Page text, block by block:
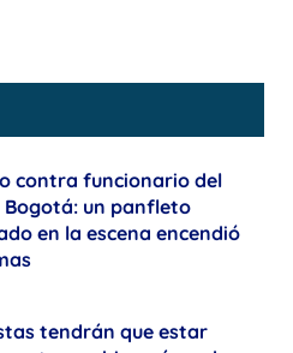
contra funcionario del
Bogotá: un panfleto
en la escena encendió
tendrán que estar